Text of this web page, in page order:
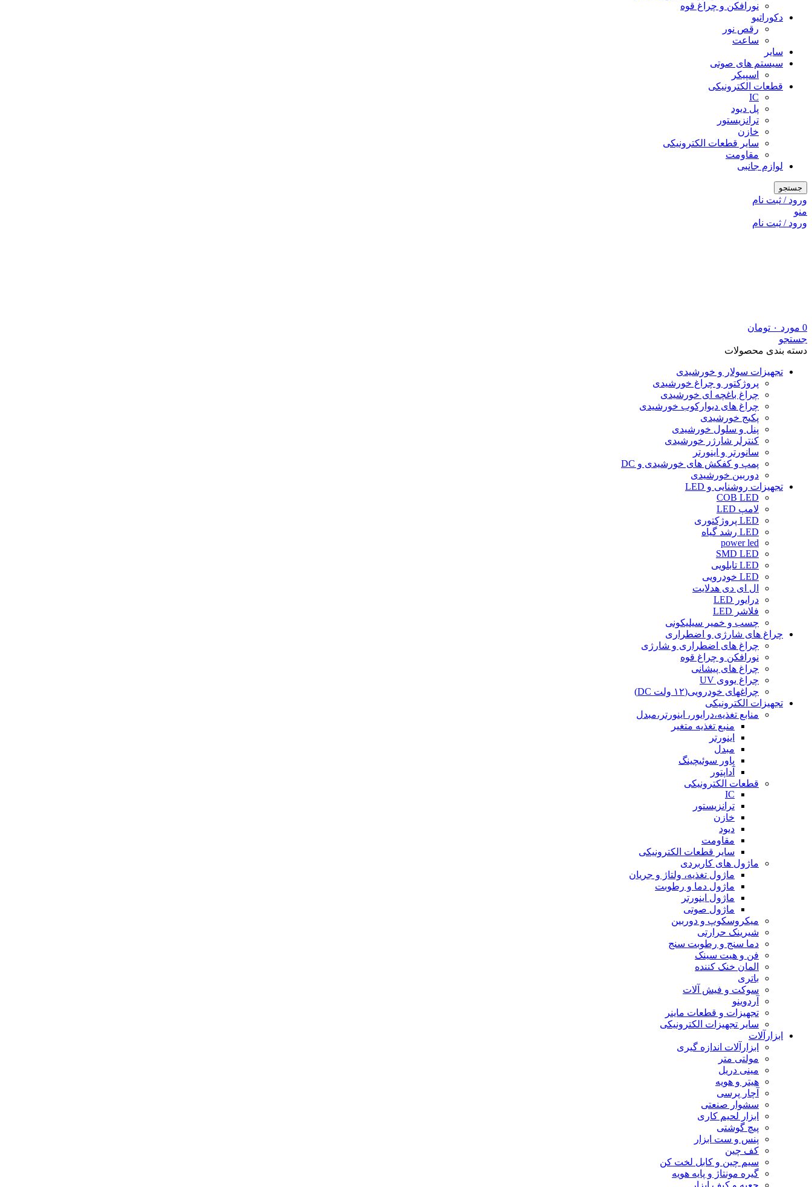
نورافکن و چراغ قوه
دکوراتیو
رقص نور
ساعت
سایر
سیستم های صوتی
اسپیکر
قطعات الکترونیکی
IC
پل دیود
ترانزیستور
خازن
سایر قطعات الکترونیکی
مقاومت
لوازم جانبی
جستجو
ورود / ثبت نام
منو
ورود / ثبت نام
0 مورد ۰ تومان
جستجو
دسته بندی محصولات
تجهیزات سولار و خورشیدی
پروژکتور و چراغ خورشیدی
چراغ باغچه ای خورشیدی
چراغ های دیوارکوب خورشیدی
پکیج خورشیدی
پنل و سلول خورشیدی
کنترلر شارژر خورشیدی
سانورتر و اینورتر
پمپ و کفکش های خورشیدی و DC
دوربین خورشیدی
تجهیزات روشنایی و LED
COB LED
لامپ LED
LED پروژکتوری
LED رشد گیاه
power led
SMD LED
LED تابلویی
LED خودرویی
ال ای دی هدلایت
درایور LED
فلاشر LED
چسب و خمیر سیلیکونی
چراغ های شارژی و اضطراری
چراغ های اضطراری و شارژی
نورافکن و چراغ قوه
چراغ های پیشانی
چراغ یووی UV
چراغهای خودرویی(۱۲ ولت DC)
تجهیزات الکترونیکی
منابع تغذیه،درایور، اینورتر،مبدل
منبع تغذیه متغیر
اینورتر
مبدل
پاور سوئیچینگ
آداپتور
قطعات الکترونیکی
IC
ترانزیستور
خازن
دیود
مقاومت
سایر قطعات الکترونیکی
ماژول های کاربردی
ماژول تغذیه، ولتاژ و جریان
ماژول دما و رطوبت
ماژول اینورتر
ماژول صوتی
میکروسکوپ و دوربین
شیرینک حرارتی
دما سنج و رطوبت سنج
فن و هیت سینک
المان خنک کننده
باتری
سوکت و فیش آلات
آردوینو
تجهیزات و قطعات ماینر
سایر تجهیزات الکترونیکی
ابزارآلات
ابزارآلات اندازه گیری
مولتی متر
مینی دریل
هیتر و هویه
آچار پرسی
سشوار صنعتی
ابزار لحیم کاری
پیچ گوشتی
پنس و ست ابزار
کف چین
سیم چین و کابل لخت کن
گیره مونتاژ و پایه هویه
جعبه و کیف ابزار